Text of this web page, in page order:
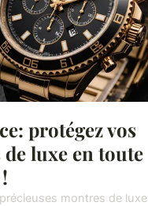
protégez vos
luxe en toute
montres de luxe